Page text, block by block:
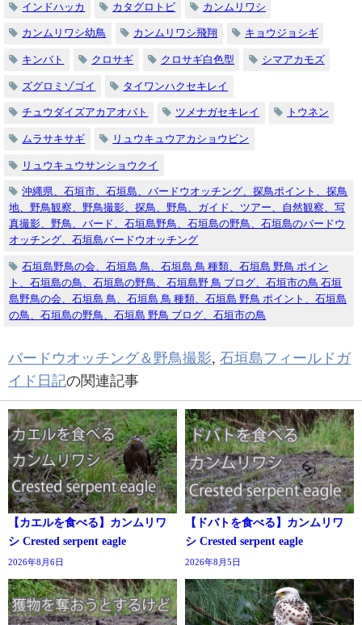
インドハッカ カタグロトビ カンムリワシ
カンムリワシ幼鳥 カンムリワシ飛翔 キョウジョシギ
キンバト クロサギ クロサギ白色型 シマアカモズ
ズグロミゾゴイ タイワンハクセキレイ
チュウダイズアカアオバト ツメナガセキレイ トウネン
ムラサキサギ リュウキュウアカショウビン
リュウキュウサンショウクイ
沖縄県、石垣市、石垣島、バードウオッチング、探鳥ポイント、探鳥
地、野鳥観察、野鳥撮影、探鳥、野鳥、ガイド、ツアー、自然観察、写
真撮影、野鳥、バード、石垣島野鳥、石垣島の野鳥、石垣島のバードウ
オッチング、石垣島バードウオッチング
石垣島野鳥の会、石垣島 鳥、石垣島 鳥 種類、石垣島 野鳥 ポイン
ト、石垣島の鳥、石垣島の野鳥、石垣島野 鳥 ブログ、石垣市の鳥 石垣
島野鳥の会、石垣島 鳥、石垣島 鳥 種類、石垣島 野鳥 ポイント、石垣島
の鳥、石垣島の野鳥、石垣島 野鳥 ブログ、石垣市の鳥
バードウオッチング＆野鳥撮影, 石垣島フィールドガ
イド日記の関連記事
【カエルを食べる】カンムリワ
シ Crested serpent eagle
2026年8月6日
【ドバトを食べる】カンムリワ
シ Crested serpent eagle
2026年8月5日